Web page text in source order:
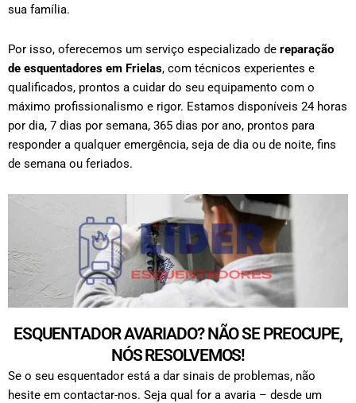
sua família.
Por isso, oferecemos um serviço especializado de reparação
de esquentadores em Frielas, com técnicos experientes e
qualificados, prontos a cuidar do seu equipamento com o
máximo profissionalismo e rigor. Estamos disponíveis 24 horas
por dia, 7 dias por semana, 365 dias por ano, prontos para
responder a qualquer emergência, seja de dia ou de noite, fins
de semana ou feriados.
ESQUENTADOR AVARIADO? NÃO SE PREOCUPE,
NÓS RESOLVEMOS!
Se o seu esquentador está a dar sinais de problemas, não
hesite em contactar-nos. Seja qual for a avaria – desde um